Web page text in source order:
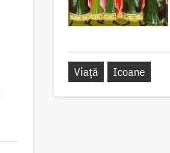
Viață Icoane